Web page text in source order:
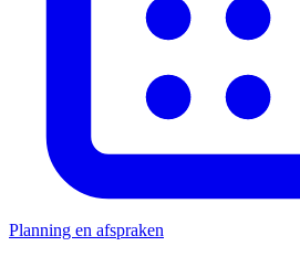
Planning en afspraken